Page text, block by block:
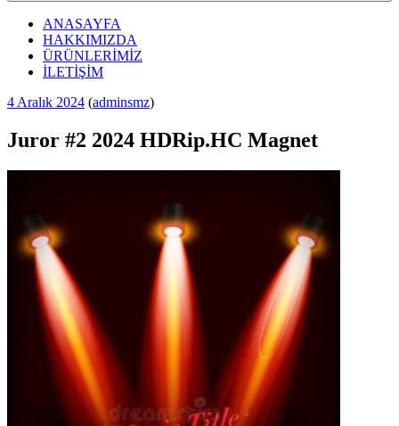
ANASAYFA
HAKKIMIZDA
ÜRÜNLERİMİZ
İLETİŞİM
Yayım
4 Aralık 2024 (adminsmz)
Juror #2 2024 HDRip.HC Magnet